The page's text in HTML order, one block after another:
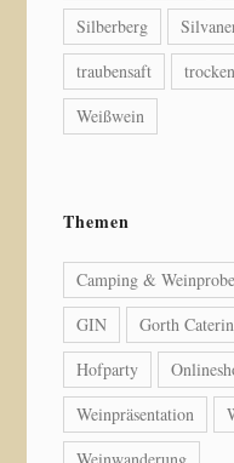
Silberberg
traubensaft
trocken
Weißwein
Themen
Camping & Weinprobe
GIN
Gorth
Hofparty
Weinpräsentation